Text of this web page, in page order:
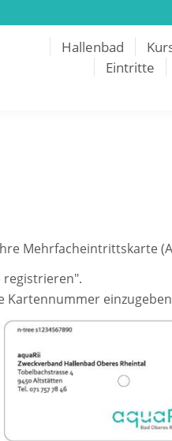
Hallenbad
Eintritte
Mehrfacheintrittskarte
registrieren".
Kartennummer